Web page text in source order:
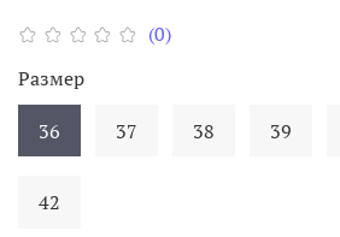
(0)
Размер
36
37 38 39
42